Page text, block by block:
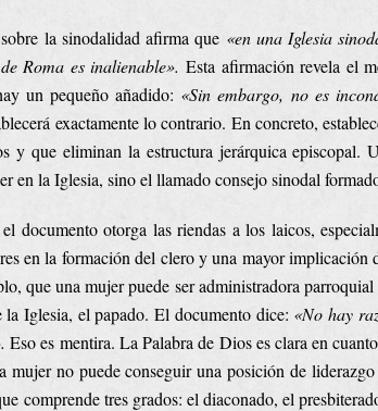
la sinodalidad afirma que «en una Iglesia
Roma es inalienable». Esta afirmación revela el
un pequeño añadido: «Sin embargo, no es
exactamente lo contrario. En concreto,
y que eliminan la estructura jerárquica
en la Iglesia, sino el llamado consejo sinodal
documento otorga las riendas a los laicos,
en la formación del clero y una mayor implicación
que una mujer puede ser administradora
Iglesia, el papado. El documento dice: «No hay
Eso es mentira. La Palabra de Dios es clara en
mujer no puede conseguir una posición de
comprende tres grados: el diaconado, el